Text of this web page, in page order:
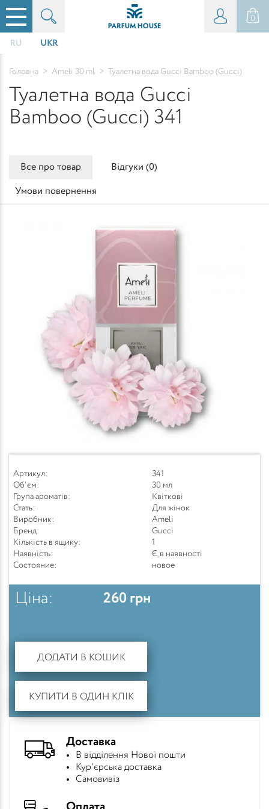
0
RU UKR
Головна > Ameli 30 ml > Туалетна вода Gucci Bamboo (Gucci)
Туалетна вода Gucci
Bamboo (Gucci) 341
Все про товар Відгуки (0)
Умови повернення
Артикул:
341
Об'єм:
30 мл
Група ароматів:
Квіткові
Стать:
Для жінок
Виробник:
Ameli
Бренд:
Gucci
Кількість в ящику:
1
Наявність:
Є в наявності
Состояние:
новое
Ціна: 260 грн
ДОДАТИ В КОШИК
КУПИТИ В ОДИН КЛІК
Доставка
В відділення Нової пошти
Кур'єрська доставка
Самовивіз